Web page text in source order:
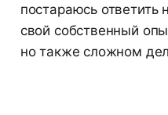
постараюсь ответить
свой собственный
но также сложном